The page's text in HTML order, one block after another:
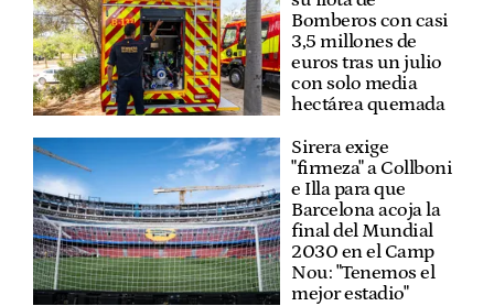
Bomberos con casi
3,5 millones de
euros tras un julio
con solo media
hectárea quemada
Sirera exige
"firmeza" a Collboni
e Illa para que
Barcelona acoja la
final del Mundial
2030 en el Camp
Nou: "Tenemos el
mejor estadio"